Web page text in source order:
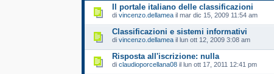
Il portale italiano delle classificazioni
divincenzo.dellamea il mar dic 15, 2009 11:54 am
Classificazioni e sistemi informativi
divincenzo.dellamea il lun ott 12, 2009 3:08 am
Risposta all'iscrizione: nulla
diclaudioporcellana08 il lun ott 17, 2011 12:41 pm